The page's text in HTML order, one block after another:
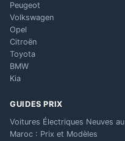
Peugeot
Volkswagen
Opel
Citroën
Toyota
BMW
Kia
GUIDES PRIX
Voitures Électriques Neuves au
Maroc : Prix et Modèles